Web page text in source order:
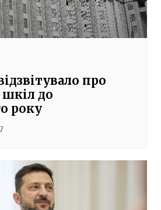
про
шкіл до
року